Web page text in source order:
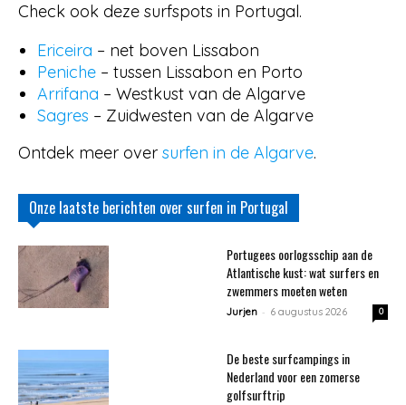
Check ook deze surfspots in Portugal.
Ericeira – net boven Lissabon
Peniche – tussen Lissabon en Porto
Arrifana – Westkust van de Algarve
Sagres – Zuidwesten van de Algarve
Ontdek meer over surfen in de Algarve.
Onze laatste berichten over surfen in Portugal
Portugees oorlogsschip aan de
Atlantische kust: wat surfers en
zwemmers moeten weten
Jurjen - 6 augustus 2026 0
De beste surfcampings in
Nederland voor een zomerse
golfsurftrip